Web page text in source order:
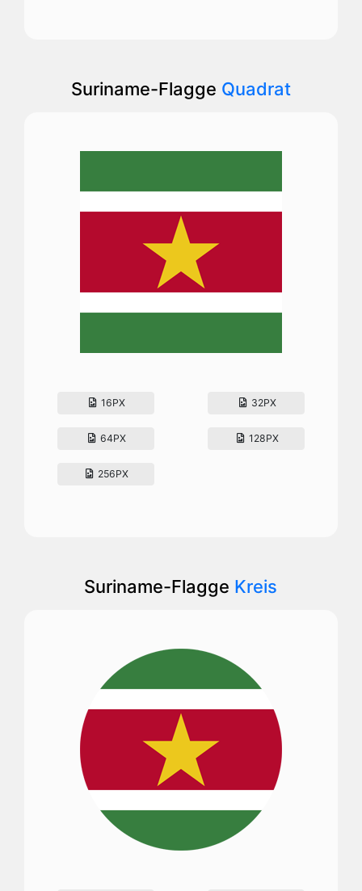
Suriname-Flagge Quadrat
16PX 32PX
64PX 128PX
256PX
Suriname-Flagge Kreis